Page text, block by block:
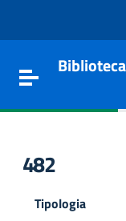
Toggle navigation
482
Tipologia